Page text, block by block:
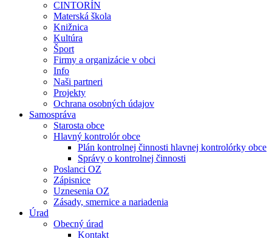
CINTORÍN
Materská škola
Knižnica
Kultúra
Šport
Firmy a organizácie v obci
Info
Naši partneri
Projekty
Ochrana osobných údajov
Samospráva
Starosta obce
Hlavný kontrolór obce
Plán kontrolnej činnosti hlavnej kontrolórky obce
Správy o kontrolnej činnosti
Poslanci OZ
Zápisnice
Uznesenia OZ
Zásady, smernice a nariadenia
Úrad
Obecný úrad
Kontakt